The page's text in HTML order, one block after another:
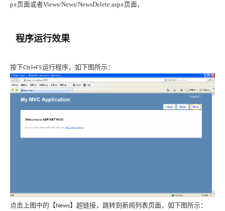
px页面或者Views/News/NewsDelete.aspx页面，
程序运行效果
按下Ctrl+F5运行程序，如下图所示：
点击上图中的【News】超链接，跳转到新闻列表页面，如下图所示：